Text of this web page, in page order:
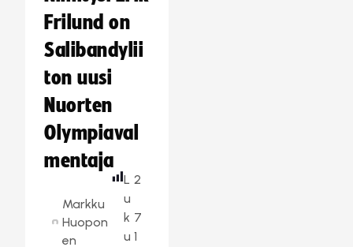
Frilund on
Salibandylii
ton uusi
Nuorten
Olympiaval
mentaja
Markku
Huopon
en
L
u
k
u
2
7
1